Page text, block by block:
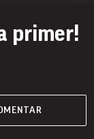
primer!